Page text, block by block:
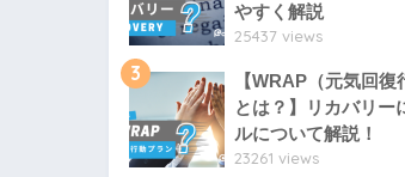
やすく解説
25437 views
3
【WRAP（元気回復
とは？】リカバリー
ルについて解説！
23261 views